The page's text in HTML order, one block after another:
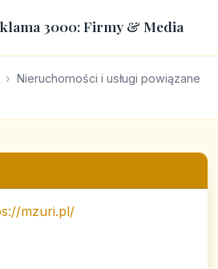
3000: Firmy & Media
Nieruchomości i usługi powiązane
mzuri.pl/